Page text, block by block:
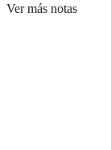
Ver más notas